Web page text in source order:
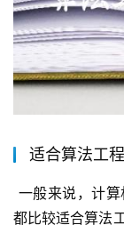
适合算法工
都比较适合算法